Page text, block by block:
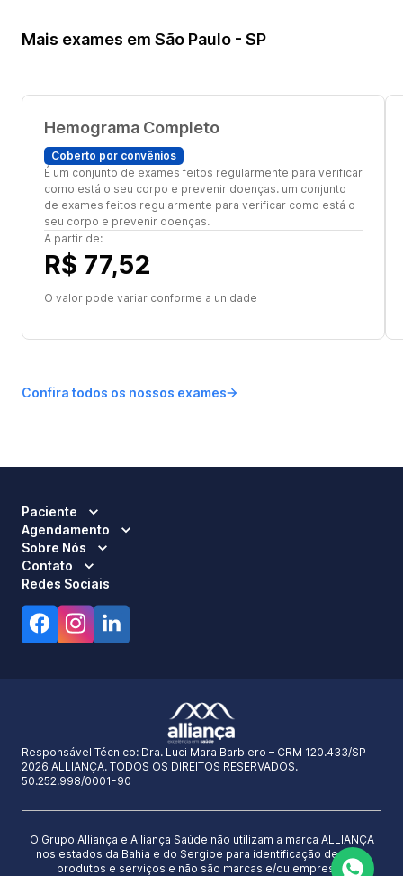
Mais exames em São Paulo - SP
Hemograma Completo
Coberto por convênios
É um conjunto de exames feitos regularmente para verificar
como está o seu corpo e prevenir doenças. um conjunto
de exames feitos regularmente para verificar como está o
seu corpo e prevenir doenças.
A partir de:
R$ 77,52
O valor pode variar conforme a unidade
Confira todos os nossos exames
Paciente
Agendamento
Sobre Nós
Contato
Redes Sociais
Responsável Técnico: Dra. Luci Mara Barbiero – CRM 120.433/SP
2026 ALLIANÇA. TODOS OS DIREITOS RESERVADOS.
50.252.998/0001-90
O Grupo Alliança e Alliança Saúde não utilizam a marca ALLIANÇA
nos estados da Bahia e do Sergipe para identificação de seus
produtos e serviços e não são marcas e/ou empresas